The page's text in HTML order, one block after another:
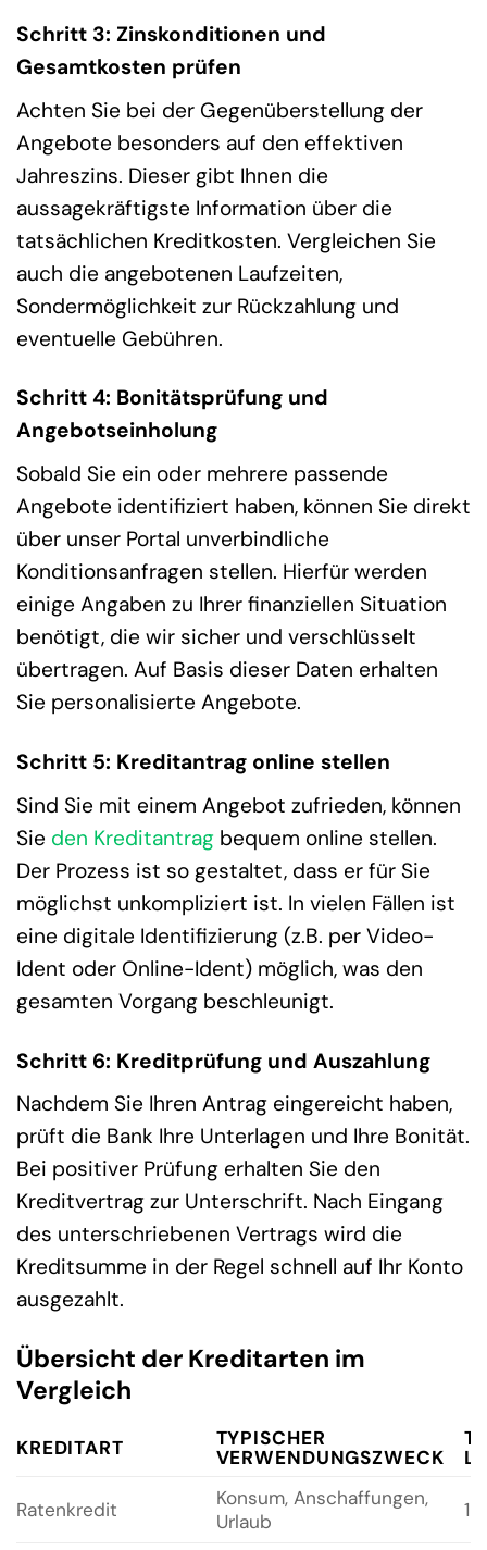
Schritt 3: Zinskonditionen und
Gesamtkosten prüfen
Achten Sie bei der Gegenüberstellung der
Angebote besonders auf den effektiven
Jahreszins. Dieser gibt Ihnen die
aussagekräftigste Information über die
tatsächlichen Kreditkosten. Vergleichen Sie
auch die angebotenen Laufzeiten,
Sondermöglichkeit zur Rückzahlung und
eventuelle Gebühren.
Schritt 4: Bonitätsprüfung und
Angebotseinholung
Sobald Sie ein oder mehrere passende
Angebote identifiziert haben, können Sie direkt
über unser Portal unverbindliche
Konditionsanfragen stellen. Hierfür werden
einige Angaben zu Ihrer finanziellen Situation
benötigt, die wir sicher und verschlüsselt
übertragen. Auf Basis dieser Daten erhalten
Sie personalisierte Angebote.
Schritt 5: Kreditantrag online stellen
Sind Sie mit einem Angebot zufrieden, können
Sie den Kreditantrag bequem online stellen.
Der Prozess ist so gestaltet, dass er für Sie
möglichst unkompliziert ist. In vielen Fällen ist
eine digitale Identifizierung (z.B. per Video-
Ident oder Online-Ident) möglich, was den
gesamten Vorgang beschleunigt.
Schritt 6: Kreditprüfung und Auszahlung
Nachdem Sie Ihren Antrag eingereicht haben,
prüft die Bank Ihre Unterlagen und Ihre Bonität.
Bei positiver Prüfung erhalten Sie den
Kreditvertrag zur Unterschrift. Nach Eingang
des unterschriebenen Vertrags wird die
Kreditsumme in der Regel schnell auf Ihr Konto
ausgezahlt.
Übersicht der Kreditarten im
Vergleich
KREDITART
TYPISCHER
VERWENDUNGSZWECK
Ratenkredit
Konsum, Anschaffungen,
Urlaub